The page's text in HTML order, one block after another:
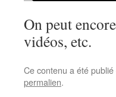
On peut
vidéos, etc.
Ce contenu a été
permalien.